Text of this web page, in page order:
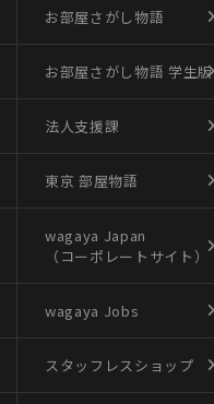
お部屋さがし物語
お部屋さがし物語 学生版
法人支援課
東京 部屋物語
wagaya Japan
（コーポレートサイト）
wagaya Jobs
スタッフレスショップ